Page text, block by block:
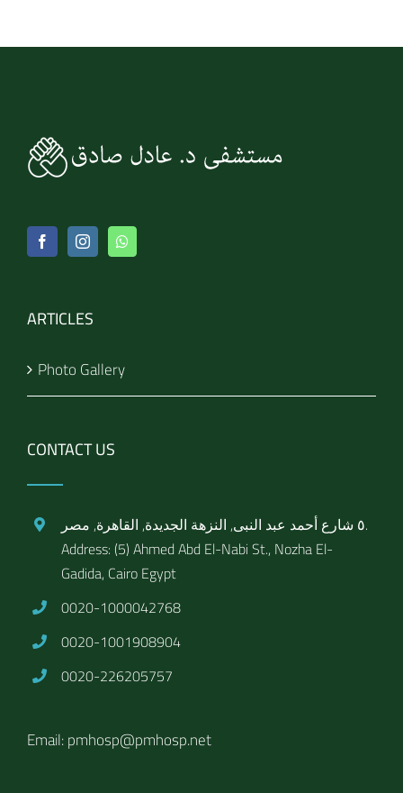
ARTICLES
Photo Gallery
CONTACT US
٥ شارع أحمد عبد النبى, النزهة الجديدة, القاهرة, مصر.
Address: (5) Ahmed Abd El-Nabi St., Nozha El-
Gadida, Cairo Egypt
0020-1000042768
0020-1001908904
0020-226205757
Email: pmhosp@pmhosp.net